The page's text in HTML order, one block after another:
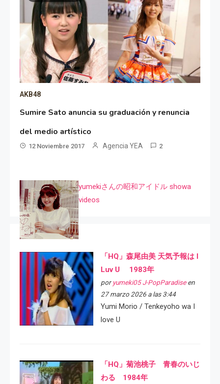
AKB48
Sumire Sato anuncia su graduación y renuncia
del medio artístico
12 Noviembre 2017 Agencia YEA 2
yumekiさんの昭和アイドル showa
videos
「HQ」森尾由美 天気予報は I
Luv U 1983年
por yumeki05 J-PopParadiseen
27 marzo 2026 a las 3:44
Yumi Morio / Tenkeyoho wa I
love U
「HQ」菊池桃子 青春のいじ
わる 1984年